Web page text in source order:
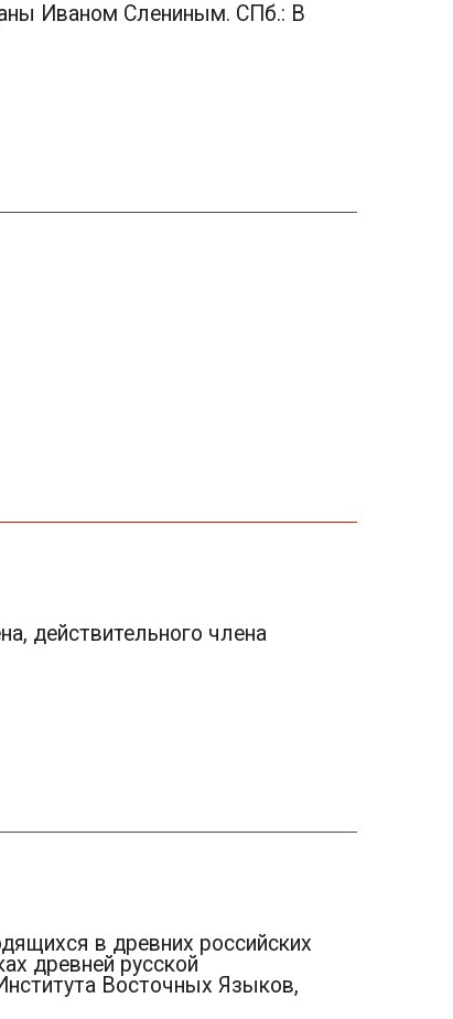
Иваном Слениным. СПб.: В
действительного члена
в древних российских
древней русской
Восточных Языков,